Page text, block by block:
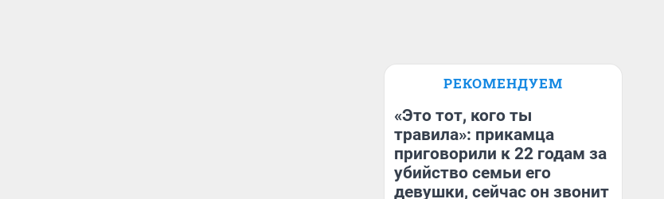
РЕКОМЕНДУЕМ
«Это тот, кого ты
травила»: прикамца
приговорили к 22 годам за
убийство семьи его
девушки, сейчас он звонит